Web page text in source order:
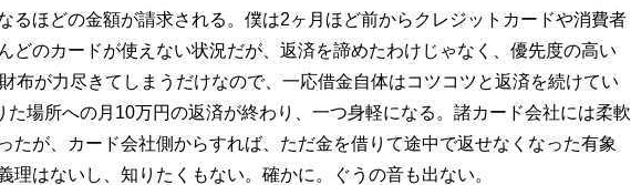
ほどの金額が請求される。僕は2ヶ月ほど前からクレジットカードや消費者
どのカードが使えない状況だが、返済を諦めたわけじゃなく、優先度の高い
布が力尽きてしまうだけなので、一応借金自体はコツコツと返済を続けてい
た場所への月10万円の返済が終わり、一つ身軽になる。諸カード会社には柔軟
たが、カード会社側からすれば、ただ金を借りて途中で返せなくなった有象
理はないし、知りたくもない。確かに。ぐうの音も出ない。